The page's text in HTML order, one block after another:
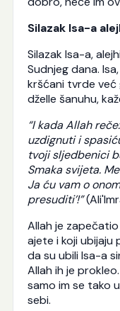
Silazak Isa-a
Silazak Isa-a,
Sudnjeg dana.
kršćani tvrde već
dželle šanuhu,
“I kada Allah
uzdignuti i
tvoji sljedbenici
Smaka svijeta.
Ja ću vam o
presuditi’!”
Allah je
ajete i koji ubijaju
da su ubili Isa-a
Allah ih je
samo im se tako
sebi.